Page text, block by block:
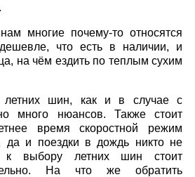
многие почему-то относятся
что есть в наличии, и
на чём ездить по теплым сухим
шин, как и в случае с
много нюансов. Также стоит
время скоростной режим
да и поездки в дождь никто не
к выбору летних шин стоит
На что же обратить